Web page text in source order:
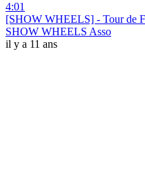
4:01
[SHOW WHEELS] - Tour de
SHOW WHEELS Asso
il y a 11 ans